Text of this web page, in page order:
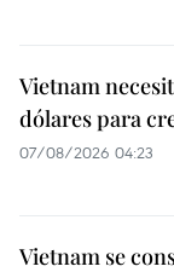
Vietnam
dólares para
07/08/2026 04:23
Vietnam se